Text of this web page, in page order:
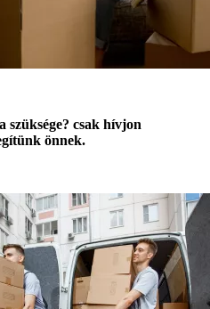
szüksége? csak hívjon
önnek.